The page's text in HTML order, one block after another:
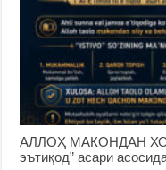
АЛЛОҲ МАКОНДАН
эътиқод” асари